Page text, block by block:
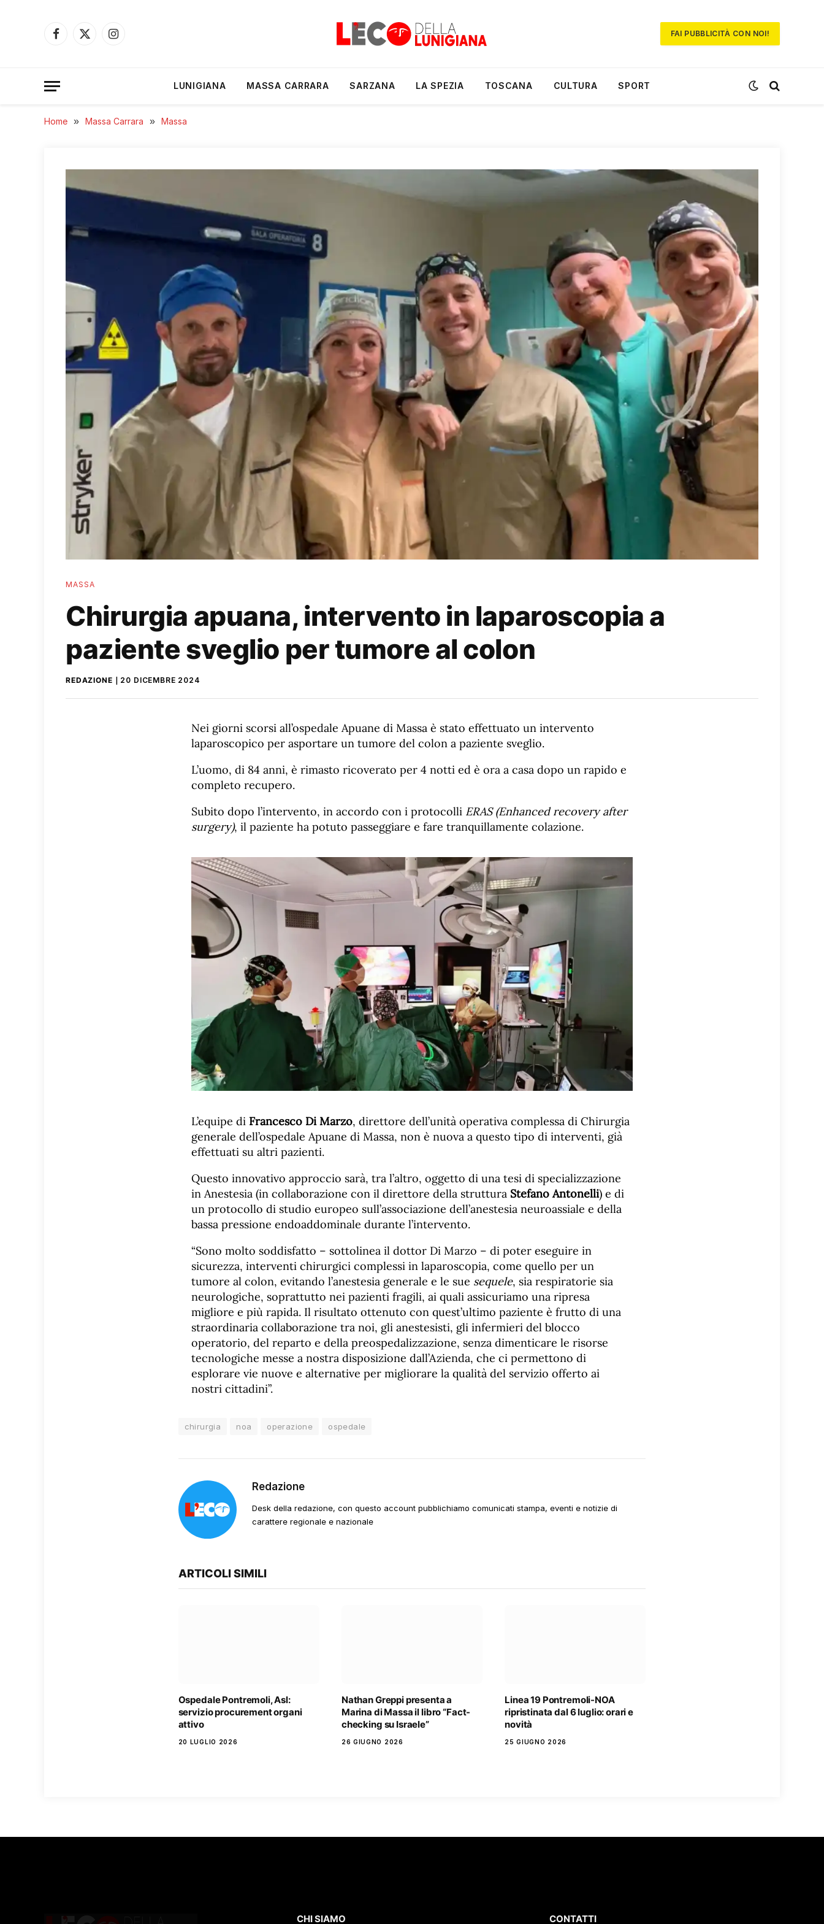
Facebook
X
Instagram
FAI PUBBLICITÀ CON NOI!
LUNIGIANA MASSA CARRARA SARZANA LA SPEZIA TOSCANA CULTURA SPORT
Home » Massa Carrara » Massa
MASSA
Chirurgia apuana, intervento in laparoscopia a
paziente sveglio per tumore al colon
REDAZIONE 20 DICEMBRE 2024
Nei giorni scorsi all’ospedale Apuane di Massa è stato effettuato un intervento
laparoscopico per asportare un tumore del colon a paziente sveglio.
L’uomo, di 84 anni, è rimasto ricoverato per 4 notti ed è ora a casa dopo un rapido e
completo recupero.
Subito dopo l’intervento, in accordo con i protocolli ERAS (Enhanced recovery after
surgery), il paziente ha potuto passeggiare e fare tranquillamente colazione.
L’equipe di Francesco Di Marzo, direttore dell’unità operativa complessa di Chirurgia
generale dell’ospedale Apuane di Massa, non è nuova a questo tipo di interventi, già
effettuati su altri pazienti.
Questo innovativo approccio sarà, tra l’altro, oggetto di una tesi di specializzazione
in Anestesia (in collaborazione con il direttore della struttura Stefano Antonelli) e di
un protocollo di studio europeo sull’associazione dell’anestesia neuroassiale e della
bassa pressione endoaddominale durante l’intervento.
“Sono molto soddisfatto – sottolinea il dottor Di Marzo – di poter eseguire in
sicurezza, interventi chirurgici complessi in laparoscopia, come quello per un
tumore al colon, evitando l’anestesia generale e le sue sequele, sia respiratorie sia
neurologiche, soprattutto nei pazienti fragili, ai quali assicuriamo una ripresa
migliore e più rapida. Il risultato ottenuto con quest’ultimo paziente è frutto di una
straordinaria collaborazione tra noi, gli anestesisti, gli infermieri del blocco
operatorio, del reparto e della preospedalizzazione, senza dimenticare le risorse
tecnologiche messe a nostra disposizione dall’Azienda, che ci permettono di
esplorare vie nuove e alternative per migliorare la qualità del servizio offerto ai
nostri cittadini”.
chirurgia noa operazione ospedale
Redazione
Desk della redazione, con questo account pubblichiamo comunicati stampa, eventi e notizie di
carattere regionale e nazionale
ARTICOLI SIMILI
Ospedale Pontremoli, Asl:
servizio procurement organi
attivo
20 LUGLIO 2026
Nathan Greppi presenta a
Marina di Massa il libro “Fact-
checking su Israele”
26 GIUGNO 2026
Linea 19 Pontremoli-NOA
ripristinata dal 6 luglio: orari e
novità
25 GIUGNO 2026
CHI SIAMO CONTATTI